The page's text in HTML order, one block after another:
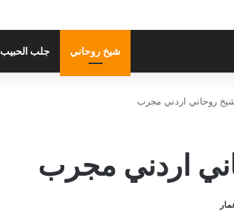
شيخ روحاني جلب الحبيب
روحاني اردني مجرب
اردني مجرب